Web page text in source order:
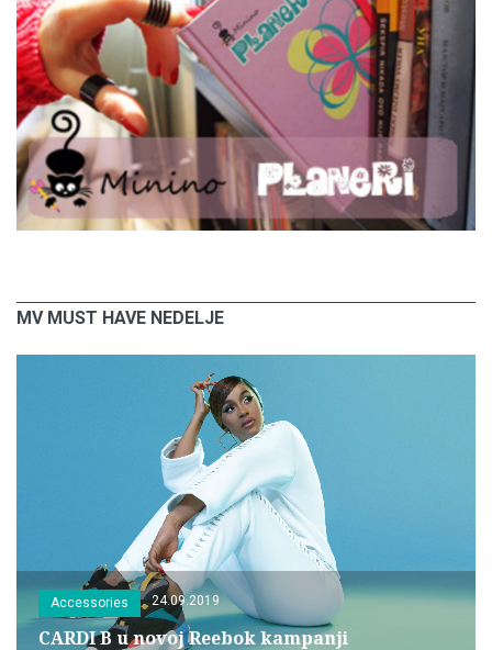
MV MUST HAVE NEDELJE
Accessories 24.09.2019
CARDI B u novoj Reebok kampanji